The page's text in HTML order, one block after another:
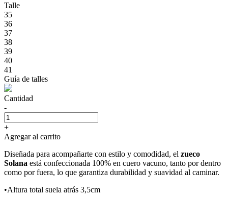
Talle
35
36
37
38
39
40
41
Guía de talles
Cantidad
-
+
Agregar al carrito
Diseñada para acompañarte con estilo y comodidad, el zueco
Solana está confeccionada 100% en cuero vacuno, tanto por dentro
como por fuera, lo que garantiza durabilidad y suavidad al caminar.
•Altura total suela atrás 3,5cm